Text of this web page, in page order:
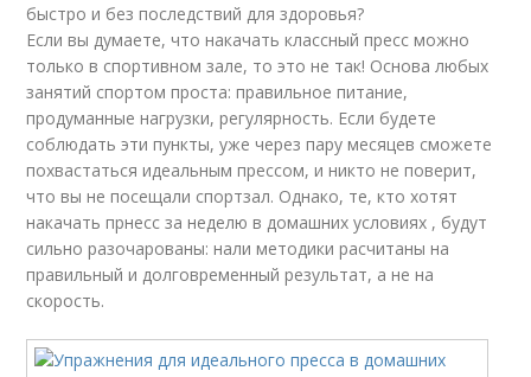
быстро и без последствий для здоровья?
Если вы думаете, что накачать классный пресс можно
только в спортивном зале, то это не так! Основа любых
занятий спортом проста: правильное питание,
продуманные нагрузки, регулярность. Если будете
соблюдать эти пункты, уже через пару месяцев сможете
похвастаться идеальным прессом, и никто не поверит,
что вы не посещали спортзал. Однако, те, кто хотят
накачать прнесс за неделю в домашних условиях , будут
сильно разочарованы: нали методики расчитаны на
правильный и долговременный результат, а не на
скорость.